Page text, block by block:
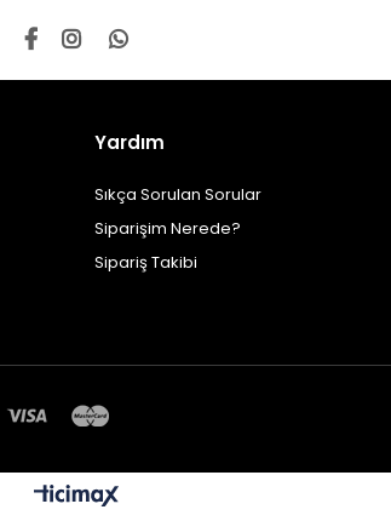
Yardım
Sıkça Sorulan Sorular
Siparişim Nerede?
Sipariş Takibi